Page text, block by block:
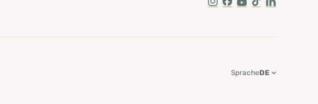
Instagram
Facebook
Youtube
Tik TokLinkedIn
SpracheDE